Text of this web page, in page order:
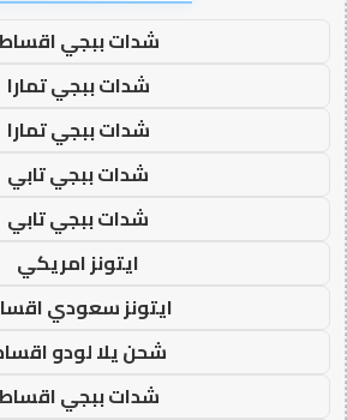
شدات ببجي اقساط
شدات ببجي تمارا
شدات ببجي تمارا
شدات ببجي تابي
شدات ببجي تابي
ايتونز امريكي
ايتونز سعودي
شحن يلا لودو
شدات ببجي اقساط